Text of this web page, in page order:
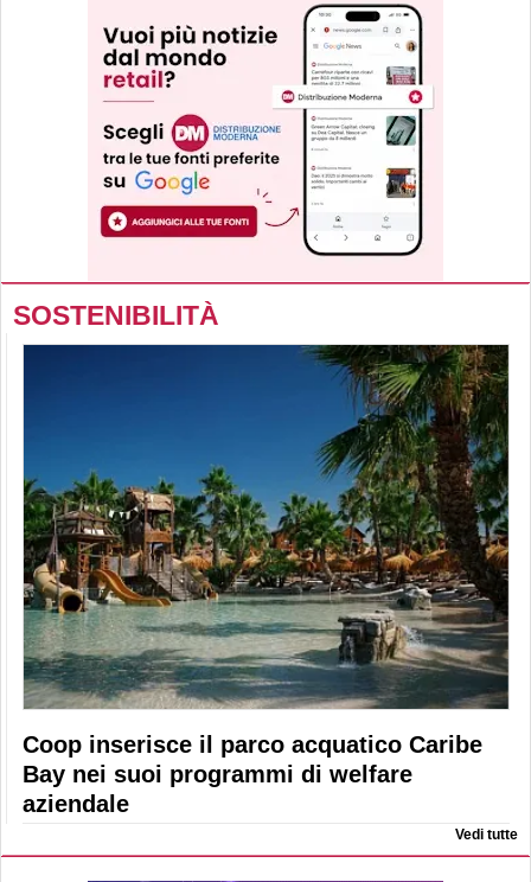
SOSTENIBILITÀ
Coop inserisce il parco acquatico Caribe
Bay nei suoi programmi di welfare
aziendale
Vedi tutte